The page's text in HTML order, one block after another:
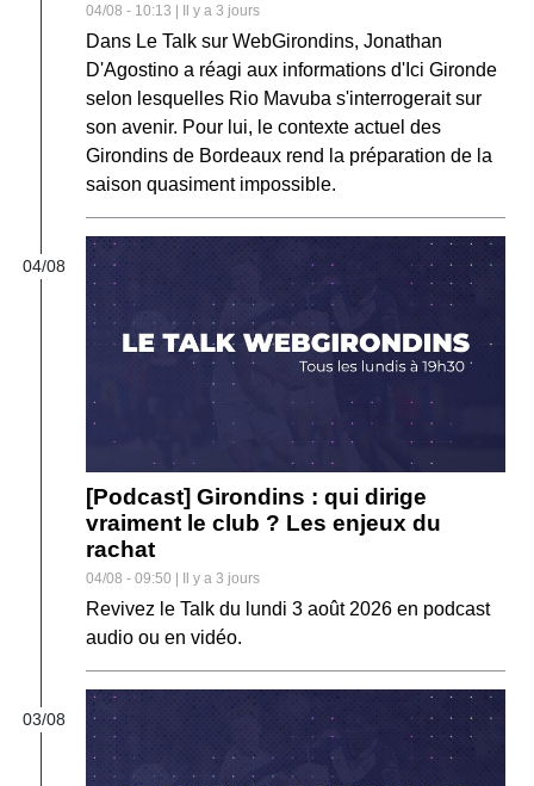
04/08 - 10:13 | Il y a 3 jours
Dans Le Talk sur WebGirondins, Jonathan
D'Agostino a réagi aux informations d'Ici Gironde
selon lesquelles Rio Mavuba s'interrogerait sur
son avenir. Pour lui, le contexte actuel des
Girondins de Bordeaux rend la préparation de la
saison quasiment impossible.
04/08
[Podcast] Girondins : qui dirige
vraiment le club ? Les enjeux du
rachat
04/08 - 09:50 | Il y a 3 jours
Revivez le Talk du lundi 3 août 2026 en podcast
audio ou en vidéo.
03/08